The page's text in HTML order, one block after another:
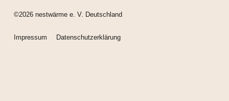
©2026 nestwärme e. V. Deutschland
Impressum Datenschutzerklärung